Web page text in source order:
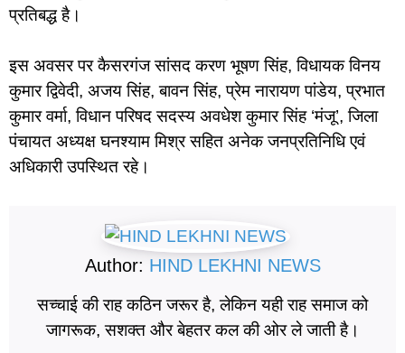
प्रतिबद्ध है।
इस अवसर पर कैसरगंज सांसद करण भूषण सिंह, विधायक विनय
कुमार द्विवेदी, अजय सिंह, बावन सिंह, प्रेम नारायण पांडेय, प्रभात
कुमार वर्मा, विधान परिषद सदस्य अवधेश कुमार सिंह ‘मंजू’, जिला
पंचायत अध्यक्ष घनश्याम मिश्र सहित अनेक जनप्रतिनिधि एवं
अधिकारी उपस्थित रहे।
Author: HIND LEKHNI NEWS
सच्चाई की राह कठिन जरूर है, लेकिन यही राह समाज को
जागरूक, सशक्त और बेहतर कल की ओर ले जाती है।